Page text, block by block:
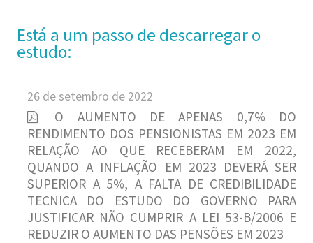
Está a um passo de descarregar o
estudo:
26 de setembro de 2022
O AUMENTO DE APENAS 0,7% DO
RENDIMENTO DOS PENSIONISTAS EM 2023 EM
RELAÇÃO AO QUE RECEBERAM EM 2022,
QUANDO A INFLAÇÃO EM 2023 DEVERÁ SER
SUPERIOR A 5%, A FALTA DE CREDIBILIDADE
TECNICA DO ESTUDO DO GOVERNO PARA
JUSTIFICAR NÃO CUMPRIR A LEI 53-B/2006 E
REDUZIR O AUMENTO DAS PENSÕES EM 2023